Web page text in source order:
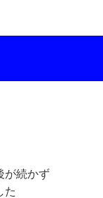
が続かず
た